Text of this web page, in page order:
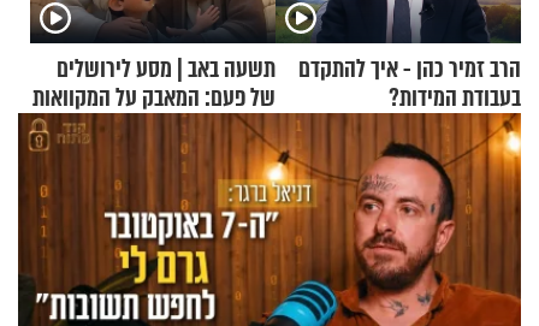
הרב זמיר כהן - איך להתקדם
בעבודת המידות?
תשעה באב | מסע לירושלים
של פעם: המאבק על המקוואות